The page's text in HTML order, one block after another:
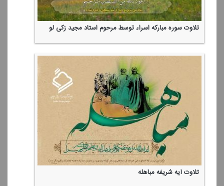
تلاوت سوره مباركه اسراء توسط مرحوم استاد مجید زكی لو
تلاوت آیه شریفه مباهله